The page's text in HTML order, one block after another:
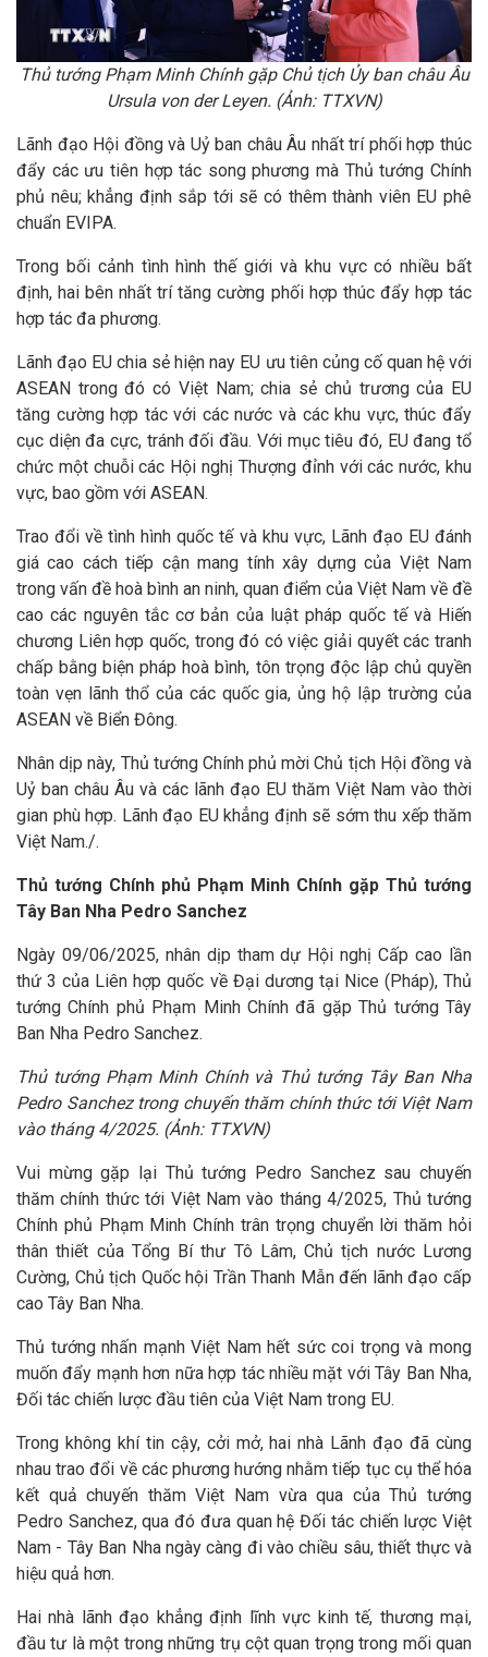
Thủ tướng Phạm Minh Chính gặp Chủ tịch Ủy ban châu Âu
Ursula von der Leyen. (Ảnh: TTXVN)
Lãnh đạo Hội đồng và Uỷ ban châu Âu nhất trí phối hợp thúc
đẩy các ưu tiên hợp tác song phương mà Thủ tướng Chính
phủ nêu; khẳng định sắp tới sẽ có thêm thành viên EU phê
chuẩn EVIPA.
Trong bối cảnh tình hình thế giới và khu vực có nhiều bất
định, hai bên nhất trí tăng cường phối hợp thúc đẩy hợp tác
hợp tác đa phương.
Lãnh đạo EU chia sẻ hiện nay EU ưu tiên củng cố quan hệ với
ASEAN trong đó có Việt Nam; chia sẻ chủ trương của EU
tăng cường hợp tác với các nước và các khu vực, thúc đẩy
cục diện đa cực, tránh đối đầu. Với mục tiêu đó, EU đang tổ
chức một chuỗi các Hội nghị Thượng đỉnh với các nước, khu
vực, bao gồm với ASEAN.
Trao đổi về tình hình quốc tế và khu vực, Lãnh đạo EU đánh
giá cao cách tiếp cận mang tính xây dựng của Việt Nam
trong vấn đề hoà bình an ninh, quan điểm của Việt Nam về đề
cao các nguyên tắc cơ bản của luật pháp quốc tế và Hiến
chương Liên hợp quốc, trong đó có việc giải quyết các tranh
chấp bằng biện pháp hoà bình, tôn trọng độc lập chủ quyền
toàn vẹn lãnh thổ của các quốc gia, ủng hộ lập trường của
ASEAN về Biển Đông.
Nhân dịp này, Thủ tướng Chính phủ mời Chủ tịch Hội đồng và
Uỷ ban châu Âu và các lãnh đạo EU thăm Việt Nam vào thời
gian phù hợp. Lãnh đạo EU khẳng định sẽ sớm thu xếp thăm
Việt Nam./.
Thủ tướng Chính phủ Phạm Minh Chính gặp Thủ tướng
Tây Ban Nha Pedro Sanchez
Ngày 09/06/2025, nhân dịp tham dự Hội nghị Cấp cao lần
thứ 3 của Liên hợp quốc về Đại dương tại Nice (Pháp), Thủ
tướng Chính phủ Phạm Minh Chính đã gặp Thủ tướng Tây
Ban Nha Pedro Sanchez.
Thủ tướng Phạm Minh Chính và Thủ tướng Tây Ban Nha
Pedro Sanchez trong chuyến thăm chính thức tới Việt Nam
vào tháng 4/2025. (Ảnh: TTXVN)
Vui mừng gặp lại Thủ tướng Pedro Sanchez sau chuyến
thăm chính thức tới Việt Nam vào tháng 4/2025, Thủ tướng
Chính phủ Phạm Minh Chính trân trọng chuyển lời thăm hỏi
thân thiết của Tổng Bí thư Tô Lâm, Chủ tịch nước Lương
Cường, Chủ tịch Quốc hội Trần Thanh Mẫn đến lãnh đạo cấp
cao Tây Ban Nha.
Thủ tướng nhấn mạnh Việt Nam hết sức coi trọng và mong
muốn đẩy mạnh hơn nữa hợp tác nhiều mặt với Tây Ban Nha,
Đối tác chiến lược đầu tiên của Việt Nam trong EU.
Trong không khí tin cậy, cởi mở, hai nhà Lãnh đạo đã cùng
nhau trao đổi về các phương hướng nhằm tiếp tục cụ thể hóa
kết quả chuyến thăm Việt Nam vừa qua của Thủ tướng
Pedro Sanchez, qua đó đưa quan hệ Đối tác chiến lược Việt
Nam - Tây Ban Nha ngày càng đi vào chiều sâu, thiết thực và
hiệu quả hơn.
Hai nhà lãnh đạo khẳng định lĩnh vực kinh tế, thương mại,
đầu tư là một trong những trụ cột quan trọng trong mối quan